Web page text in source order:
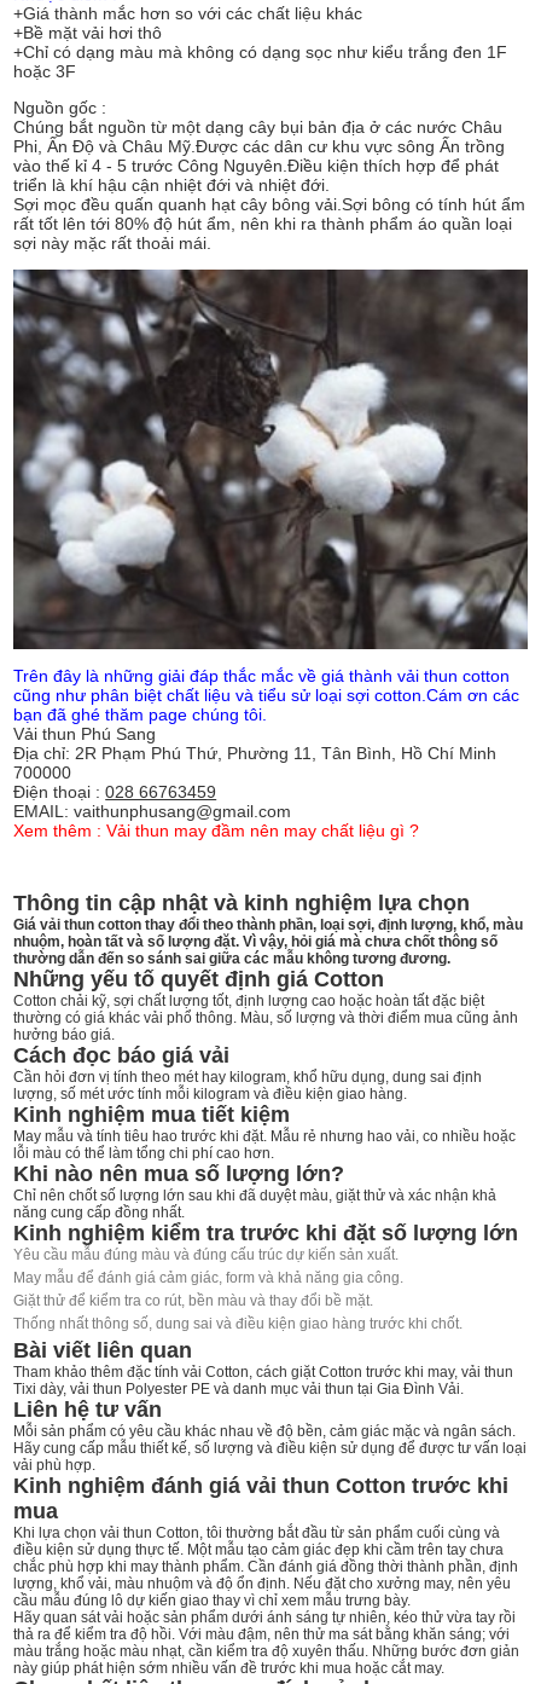
+Giá thành mắc hơn so với các chất liệu khác
+Bề mặt vải hơi thô
+Chỉ có dạng màu mà không có dạng sọc như kiểu trắng đen 1F
hoặc 3F
Nguồn gốc :
Chúng bắt nguồn từ một dạng cây bụi bản địa ở các nước Châu
Phi, Ấn Độ và Châu Mỹ.Được các dân cư khu vực sông Ấn trồng
vào thế kỉ 4 - 5 trước Công Nguyên.Điều kiện thích hợp để phát
triển là khí hậu cận nhiệt đới và nhiệt đới.
Sợi mọc đều quấn quanh hạt cây bông vải.Sợi bông có tính hút ẩm
rất tốt lên tới 80% độ hút ẩm, nên khi ra thành phẩm áo quần loại
sợi này mặc rất thoải mái.
Trên đây là những giải đáp thắc mắc về giá thành vải thun cotton
cũng như phân biệt chất liệu và tiểu sử loại sợi cotton.Cám ơn các
bạn đã ghé thăm page chúng tôi.
Vải thun Phú Sang
Địa chỉ: 2R Phạm Phú Thứ, Phường 11, Tân Bình, Hồ Chí Minh
700000
Điện thoại :028 66763459
EMAIL: vaithunphusang@gmail.com
Xem thêm :Vải thun may đầm nên may chất liệu gì ?
Thông tin cập nhật và kinh nghiệm lựa chọn
Giá vải thun cotton thay đổi theo thành phần, loại sợi, định lượng, khổ, màu
nhuộm, hoàn tất và số lượng đặt. Vì vậy, hỏi giá mà chưa chốt thông số
thường dẫn đến so sánh sai giữa các mẫu không tương đương.
Những yếu tố quyết định giá Cotton
Cotton chải kỹ, sợi chất lượng tốt, định lượng cao hoặc hoàn tất đặc biệt
thường có giá khác vải phổ thông. Màu, số lượng và thời điểm mua cũng ảnh
hưởng báo giá.
Cách đọc báo giá vải
Cần hỏi đơn vị tính theo mét hay kilogram, khổ hữu dụng, dung sai định
lượng, số mét ước tính mỗi kilogram và điều kiện giao hàng.
Kinh nghiệm mua tiết kiệm
May mẫu và tính tiêu hao trước khi đặt. Mẫu rẻ nhưng hao vải, co nhiều hoặc
lỗi màu có thể làm tổng chi phí cao hơn.
Khi nào nên mua số lượng lớn?
Chỉ nên chốt số lượng lớn sau khi đã duyệt màu, giặt thử và xác nhận khả
năng cung cấp đồng nhất.
Kinh nghiệm kiểm tra trước khi đặt số lượng lớn
Yêu cầu mẫu đúng màu và đúng cấu trúc dự kiến sản xuất.
May mẫu để đánh giá cảm giác, form và khả năng gia công.
Giặt thử để kiểm tra co rút, bền màu và thay đổi bề mặt.
Thống nhất thông số, dung sai và điều kiện giao hàng trước khi chốt.
Bài viết liên quan
Tham khảo thêmđặc tính vải Cotton,cách giặt Cotton trước khi may,vải thun
Tixi dày,vải thun Polyester PE và danh mụcvải thun tại Gia Đình Vải.
Liên hệ tư vấn
Mỗi sản phẩm có yêu cầu khác nhau về độ bền, cảm giác mặc và ngân sách.
Hãy cung cấp mẫu thiết kế, số lượng và điều kiện sử dụng để được tư vấn loại
vải phù hợp.
Kinh nghiệm đánh giá vải thun Cotton trước khi
mua
Khi lựa chọn vải thun Cotton, tôi thường bắt đầu từ sản phẩm cuối cùng và
điều kiện sử dụng thực tế. Một mẫu tạo cảm giác đẹp khi cầm trên tay chưa
chắc phù hợp khi may thành phẩm. Cần đánh giá đồng thời thành phần, định
lượng, khổ vải, màu nhuộm và độ ổn định. Nếu đặt cho xưởng may, nên yêu
cầu mẫu đúng lô dự kiến giao thay vì chỉ xem mẫu trưng bày.
Hãy quan sát vải hoặc sản phẩm dưới ánh sáng tự nhiên, kéo thử vừa tay rồi
thả ra để kiểm tra độ hồi. Với màu đậm, nên thử ma sát bằng khăn sáng; với
màu trắng hoặc màu nhạt, cần kiểm tra độ xuyên thấu. Những bước đơn giản
này giúp phát hiện sớm nhiều vấn đề trước khi mua hoặc cắt may.